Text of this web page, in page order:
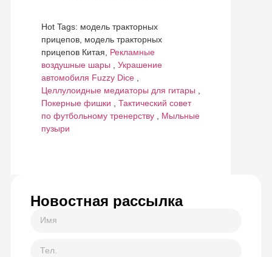
Hot Tags: модель тракторных
прицепов, модель тракторных
прицепов Китая, Рекламные
воздушные шары , Украшение
автомобиля Fuzzy Dice ,
Целлулоидные медиаторы для гитары ,
Покерные фишки , Тактический совет
по футбольному тренерству , Мыльные
пузыри
Новостная рассылка